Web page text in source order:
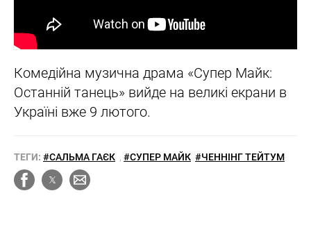
Комедійна музична драма «Супер Майк:
Останній танець» вийде на великі екрани в
Україні вже 9 лютого.
ТЕГИ: #САЛЬМА ГАЄК #СУПЕР МАЙК #ЧЕННІНГ ТЕЙТУМ